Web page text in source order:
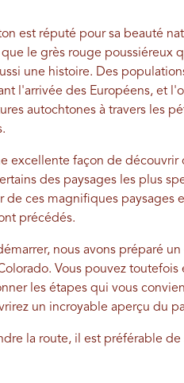
est réputé pour sa beauté
le grès rouge poussiéreux
une histoire. Des
l'arrivée des Européens, et
autochtones à travers les
excellente façon de
des paysages les plus
de ces magnifiques paysages
précédés.
nous avons préparé
Vous pouvez
les étapes qui vous
un incroyable aperçu du
la route, il est préférable